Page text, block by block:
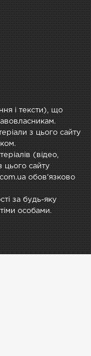
і тексти), що
з цього сайту
(відео,
цього сайту
обов'язково
за будь-яку
особами.